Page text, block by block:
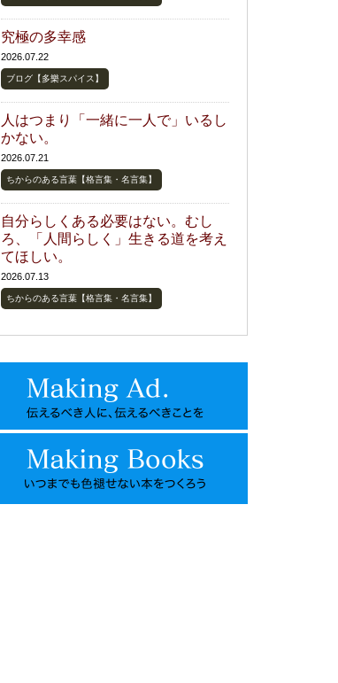
究極の多幸感
2026.07.22
ブログ【多樂スパイス】
人はつまり「一緒に一人で」いるし
かない。
2026.07.21
ちからのある言葉【格言集・名言集】
自分らしくある必要はない。むし
ろ、「人間らしく」生きる道を考え
てほしい。
2026.07.13
ちからのある言葉【格言集・名言集】